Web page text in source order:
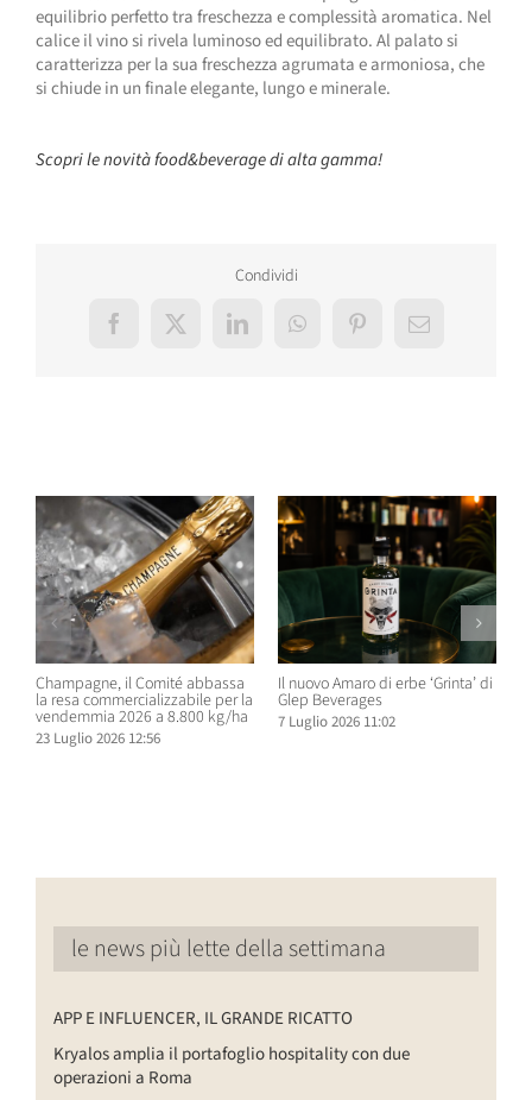
equilibrio perfetto tra freschezza e complessità aromatica. Nel
calice il vino si rivela luminoso ed equilibrato. Al palato si
caratterizza per la sua freschezza agrumata e armoniosa, che
si chiude in un finale elegante, lungo e minerale.
Scopri le novità food&beverage di alta gamma!
Condividi
Facebook
X LinkedInWhatsAppPinterestEmail
Champagne, il Comité abbassa
la resa commercializzabile per la
vendemmia 2026 a 8.800 kg/ha
23 Luglio 2026 12:56
Il nuovo Amaro di erbe ‘Grinta’ di
Glep Beverages
7 Luglio 2026 11:02
le news più lette della settimana
APP E INFLUENCER, IL GRANDE RICATTO
Kryalos amplia il portafoglio hospitality con due
operazioni a Roma